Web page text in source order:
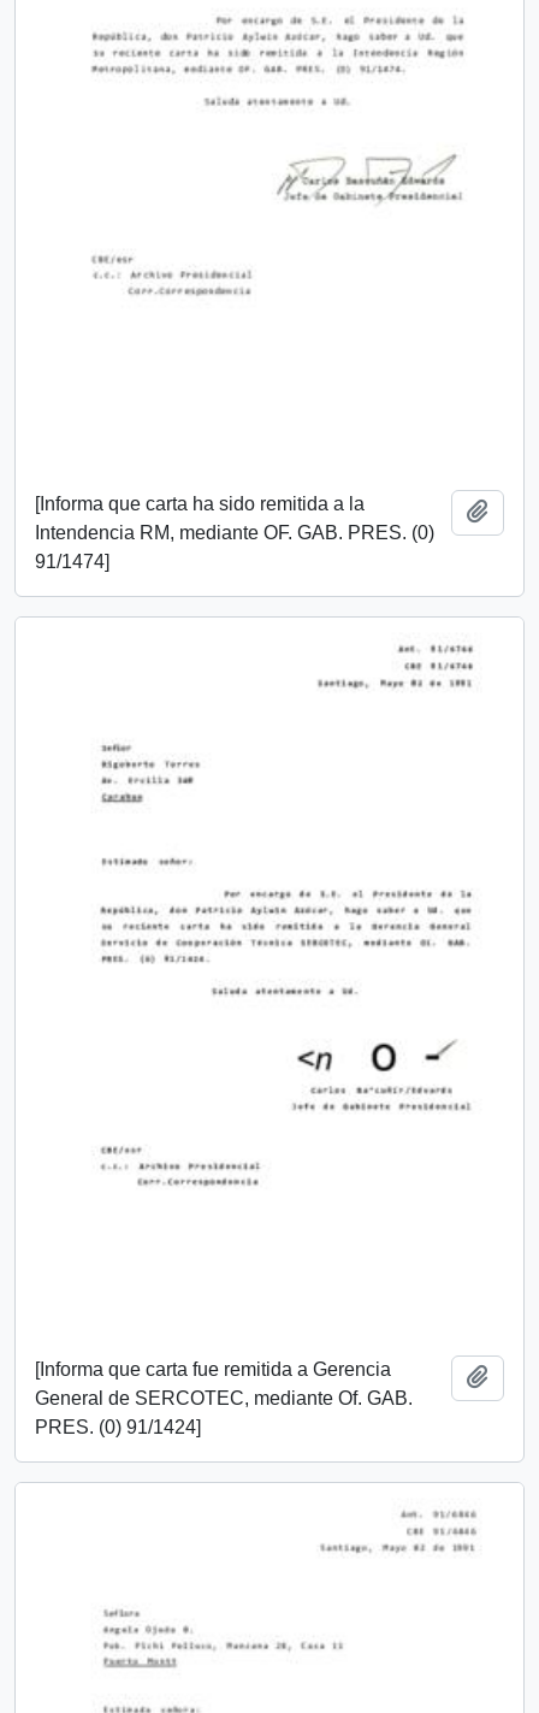
[Informa que carta ha sido remitida a la
Intendencia RM, mediante OF. GAB. PRES. (0)
91/1474]
[Informa que carta fue remitida a Gerencia
General de SERCOTEC, mediante Of. GAB.
PRES. (0) 91/1424]